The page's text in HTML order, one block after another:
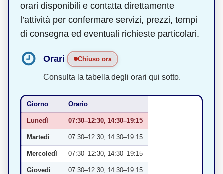
orari disponibili e contatta direttamente
l’attività per confermare servizi, prezzi, tempi
di consegna ed eventuali richieste particolari.
Orari Chiuso ora
Consulta la tabella degli orari qui sotto.
Giorno Orario
Lunedì 07:30–12:30, 14:30–19:15
Martedì 07:30–12:30, 14:30–19:15
Mercoledì 07:30–12:30, 14:30–19:15
Giovedì 07:30–12:30, 14:30–19:15